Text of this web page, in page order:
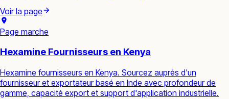
Voir la page
Page marche
Hexamine Fournisseurs en Kenya
Hexamine fournisseurs en Kenya. Sourcez auprès d'un
fournisseur et exportateur basé en Inde avec profondeur de
gamme, capacité export et support d'application industrielle.